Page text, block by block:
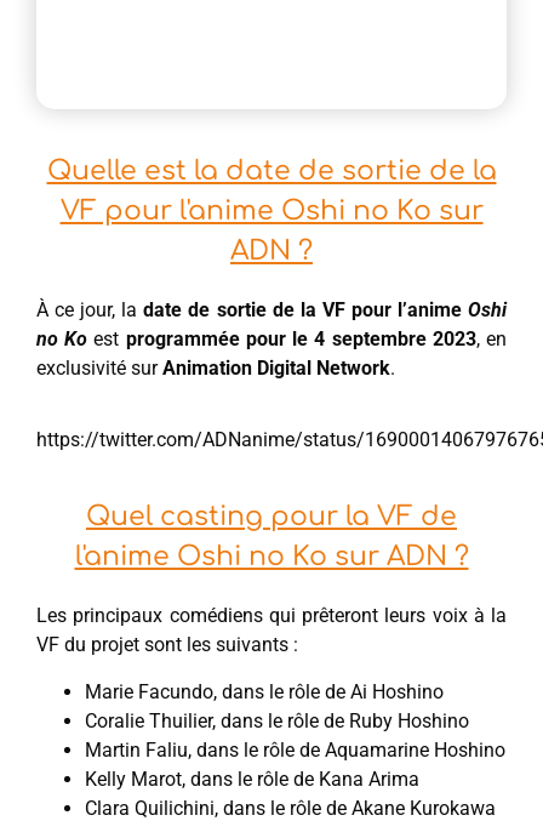
Quelle est la date de sortie de la
VF pour l'anime Oshi no Ko sur
ADN ?
À ce jour, ladate de sortie de la VF pour l’animeOshi
no Ko est programmée pour le 4 septembre 2023, en
exclusivité surAnimation Digital Network.
https://twitter.com/ADNanime/status/
Quel casting pour la VF de
l'anime Oshi no Ko sur ADN ?
Les principaux comédiens qui prêteront leurs voix à la
VF du projet sont les suivants :
Marie Facundo, dans le rôle de Ai Hoshino
Coralie Thuilier, dans le rôle de Ruby Hoshino
Martin Faliu, dans le rôle de Aquamarine Hoshino
Kelly Marot, dans le rôle de Kana Arima
Clara Quilichini, dans le rôle de Akane Kurokawa